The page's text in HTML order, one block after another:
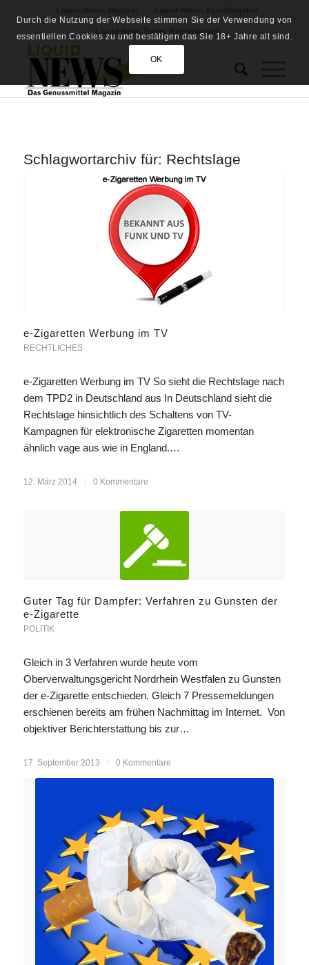
Schlagwortarchiv für: Rechtslage
e-Zigaretten Werbung im TV
RECHTLICHES
e-Zigaretten Werbung im TV So sieht die Rechtslage nach
dem TPD2 in Deutschland aus In Deutschland sieht die
Rechtslage hinsichtlich des Schaltens von TV-
Kampagnen für elektronische Zigaretten momentan
ähnlich vage aus wie in England.…
12. März 2014 / 0 Kommentare
Guter Tag für Dampfer: Verfahren zu Gunsten der
e-Zigarette
POLITIK
Gleich in 3 Verfahren wurde heute vom
Oberverwaltungsgericht Nordrhein Westfalen zu Gunsten
der e-Zigarette entschieden. Gleich 7 Pressemeldungen
erschienen bereits am frühen Nachmittag im Internet. Von
objektiver Berichterstattung bis zur…
17. September 2013 / 0 Kommentare
Durch die Nutzung der Webseite stimmen Sie der Verwendung von
essentiellen Cookies zu und bestätigen das Sie 18+ Jahre alt sind.
OK